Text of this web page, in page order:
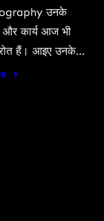
उनके
और कार्य आज भी
हैं। आइए उनके…